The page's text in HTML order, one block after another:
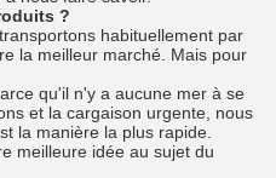
?
habituellement par
la meilleur marché. Mais pour
qu'il n'y a aucune mer à se
et la cargaison urgente, nous
la manière la plus rapide.
meilleure idée au sujet du